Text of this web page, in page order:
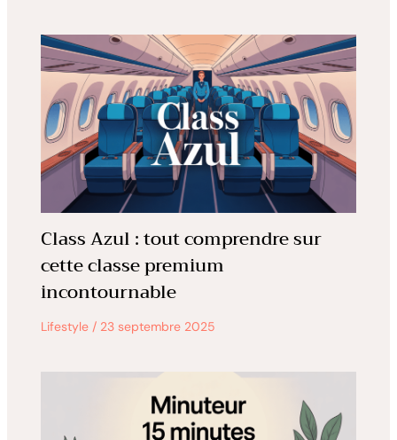
Class Azul : tout comprendre sur
cette classe premium
incontournable
Lifestyle/ 23 septembre 2025